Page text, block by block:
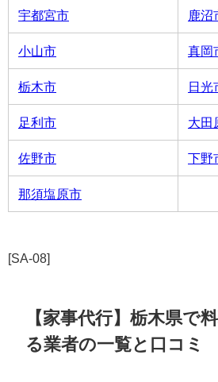
宇都宮市 鹿沼
小山市 真岡
栃木市 日光
足利市 大田
佐野市 下野
那須塩原市
[SA-08]
【家事代行】栃木県で
る業者の一覧と口コミ